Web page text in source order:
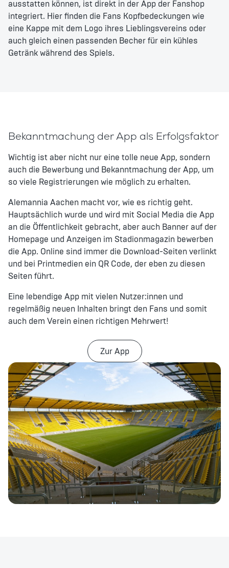
ausstatten können, ist direkt in der App der Fanshop
integriert. Hier finden die Fans Kopfbedeckungen wie
eine Kappe mit dem Logo ihres Lieblingsvereins oder
auch gleich einen passenden Becher für ein kühles
Getränk während des Spiels.
Bekanntmachung der App als Erfolgsfaktor
Wichtig ist aber nicht nur eine tolle neue App, sondern
auch die Bewerbung und Bekanntmachung der App, um
so viele Registrierungen wie möglich zu erhalten.
Alemannia Aachen macht vor, wie es richtig geht.
Hauptsächlich wurde und wird mit Social Media die App
an die Öffentlichkeit gebracht, aber auch Banner auf der
Homepage und Anzeigen im Stadionmagazin bewerben
die App. Online sind immer die Download-Seiten verlinkt
und bei Printmedien ein QR Code, der eben zu diesen
Seiten führt.
Eine lebendige App mit vielen Nutzer:innen und
regelmäßig neuen Inhalten bringt den Fans und somit
auch dem Verein einen richtigen Mehrwert!
Zur App